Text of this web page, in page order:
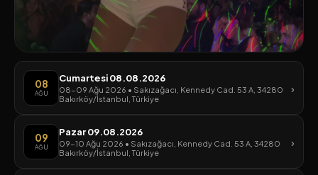
08
AĞU
Cumartesi 08.08.2026
08-09 Ağu 2026 • Sakızağacı, Kennedy Cad. 53 A, 34280
Bakırköy/İstanbul, Türkiye
›
09
AĞU
Pazar 09.08.2026
09-10 Ağu 2026 • Sakızağacı, Kennedy Cad. 53 A, 34280
Bakırköy/İstanbul, Türkiye
›